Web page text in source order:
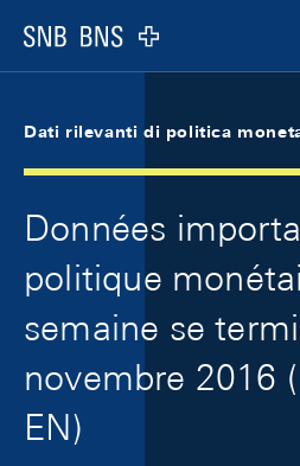
Logo
Dati rilevanti di politica
Données
politique
semaine se
novembre 2016
EN)